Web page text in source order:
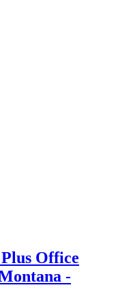
Office
-